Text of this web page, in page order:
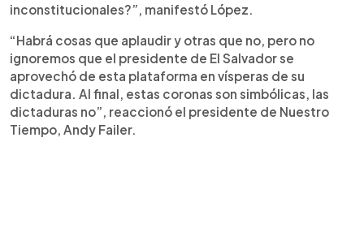
inconstitucionales?”, manifestó López.
“Habrá cosas que aplaudir y otras que no, pero no
ignoremos que el presidente de El Salvador se
aprovechó de esta plataforma en vísperas de su
dictadura. Al final, estas coronas son simbólicas, las
dictaduras no”, reaccionó el presidente de Nuestro
Tiempo, Andy Failer.